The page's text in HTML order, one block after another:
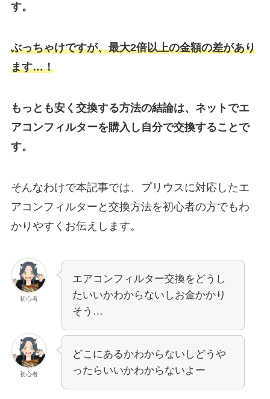
す。
ぶっちゃけですが、最大2倍以上の金額の差があり
ます…！
もっとも安く交換する方法の結論は、ネットでエ
アコンフィルターを購入し自分で交換することで
す。
そんなわけで本記事では、プリウスに対応したエ
アコンフィルターと交換方法を初心者の方でもわ
かりやすくお伝えします。
初心者
エアコンフィルター交換をどうし
たいいかわからないしお金かかり
そう…
初心者
どこにあるかわからないしどうや
ったらいいかわからないよー